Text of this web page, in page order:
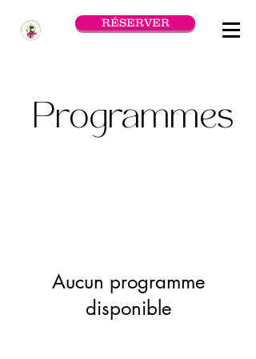
RÉSERVER
Programmes
Aucun programme
disponible